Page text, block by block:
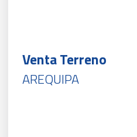
Venta Terreno
AREQUIPA